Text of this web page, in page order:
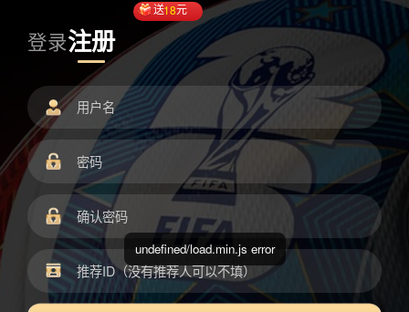
登录注册
送18元
undefined/load.min.js error